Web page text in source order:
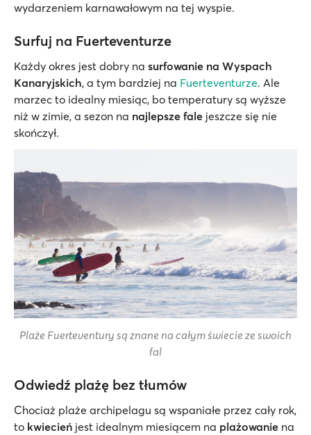
wydarzeniem karnawałowym na tej wyspie.
Surfuj na Fuerteventurze
Każdy okres jest dobry na surfowanie na Wyspach
Kanaryjskich, a tym bardziej na Fuerteventurze. Ale
marzec to idealny miesiąc, bo temperatury są wyższe
niż w zimie, a sezon na najlepsze fale jeszcze się nie
skończył.
Plaże Fuerteventury są znane na całym świecie ze swoich
fal
Odwiedź plażę bez tłumów
Chociaż plaże archipelagu są wspaniałe przez cały rok,
to kwiecień jest idealnym miesiącem na plażowanie na